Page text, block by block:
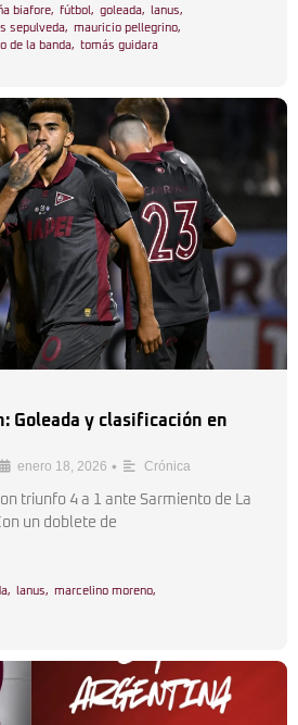
biafore, fútbol , goleada, lanus,
sepulveda, mauricio pellegrino,
de la banda, tomás guidara
Goleada y clasificación en
enero 18, 2026 • Crónica
triunfo 4 a 1 ante Sarmiento de La
un doblete de
, lanus, marcelino moreno,